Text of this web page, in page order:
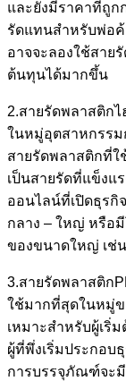
และยังมีราคาที่ถูก
รัดแทนสำหรับพ่อ
อาจจะลองใช้สาย
ต้นทุนได้มากขึ้น
2.สายรัดพลาสติก
ในหมู่อุตสาหกรรม
สายรัดพลาสติกที่ใ
เป็นสายรัดที่แข็งแ
ออนไลน์ที่เปิดธุรกิ
กลาง – ใหญ่ หรือมี
ของขนาดใหญ่ เช่
3.สายรัดพลาสติก
ใช้มากที่สุดในหมู่
เหมาะสำหรับผู้เริ่
ผู้ที่พึ่งเริ่มประกอบ
การบรรจุภัณฑ์จะ